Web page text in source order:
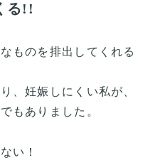
る!!
ものを排出してくれる
、妊娠しにくい私が、
もありました。
い！